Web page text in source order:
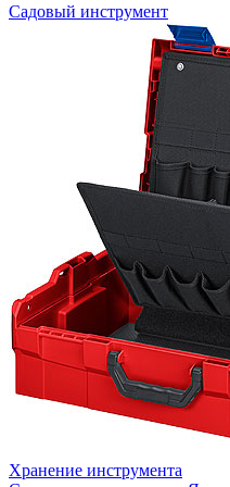
Садовый инструмент
Хранение инструмента